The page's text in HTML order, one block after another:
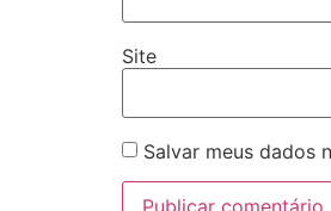
Site
Salvar meus dados